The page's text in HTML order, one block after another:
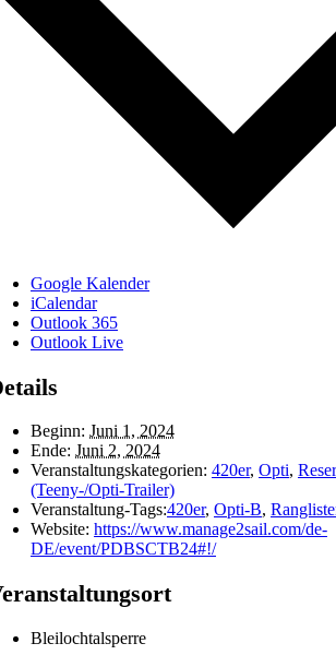
Google Kalender
iCalendar
Outlook 365
Outlook Live
Beginn: Juni 1, 2024
Ende: Juni 2, 2024
Veranstaltungskategorien: 420er, Opti,
(Teeny-/Opti-Trailer)
Veranstaltung-Tags:420er, Opti-B,
Website: https://www.manage2sail.com/de-
DE/event/PDBSCTB24#!/
Bleilochtalsperre